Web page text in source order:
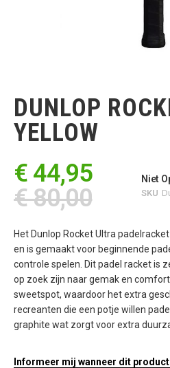
begin
van
de
afbeeldingen-
DUNLOP
YELLOW
€ 44,95
€ 80,00
Niet
SKU
Het Dunlop Rocket Ultra
en is gemaakt voor beginnende
controle spelen. Dit padel racket is
op zoek zijn naar gemak en
sweetspot, waardoor het extra
recreanten die een potje willen
graphite wat zorgt voor extra
Informeer mij wanneer dit